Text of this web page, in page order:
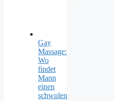
Gay
Massage:
Wo
findet
Mann
einen
schwulen